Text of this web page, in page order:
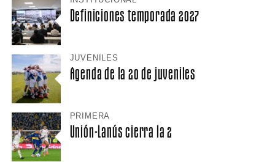
Definiciones temporada 2027
JUVENILES
Agenda de la 20 de juveniles
PRIMERA
Unión-Lanús cierra la 2